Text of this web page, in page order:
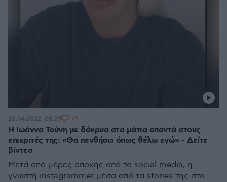
Η Ιωάννα Τούνη με δάκρυα στα μάτια απαντά στους
επικριτές της: «Θα πενθήσω όπως θέλω εγώ» - Δείτε
βίντεο
Μετά από μέρες αποχής από τα social media, η
γνωστή instagrammer μέσα από τα stories της στο
28.04.2022, 08:29 74